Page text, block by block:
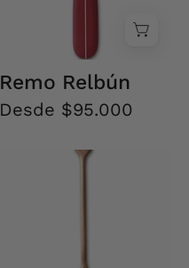
Remo Relbún
Desde $95.000
Remo